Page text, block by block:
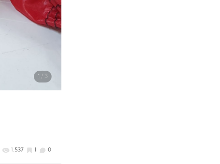
1 / 3
1,537 1 0